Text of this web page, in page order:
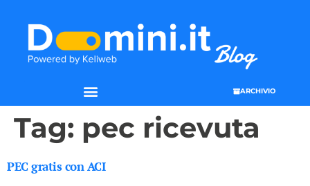
ARCHIVIO
Tag: pec ricevuta
PEC gratis con ACI